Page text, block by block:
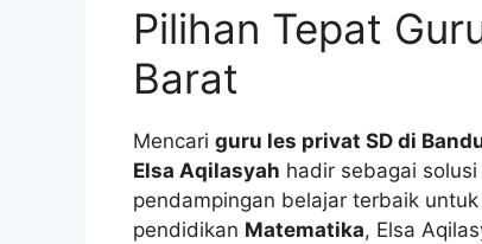
Pilihan Tepat
Barat
Mencari guru les privat SD di
Elsa Aqilasyah hadir sebagai
pendampingan belajar terbaik
pendidikan Matematika, Elsa